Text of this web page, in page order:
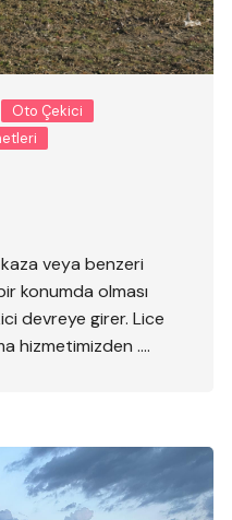
Oto Çekici
kaza veya benzeri
konumda olması
devreye girer. Lice
hizmetimizden ….